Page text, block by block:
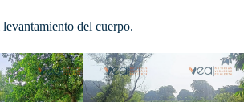
del cuerpo.